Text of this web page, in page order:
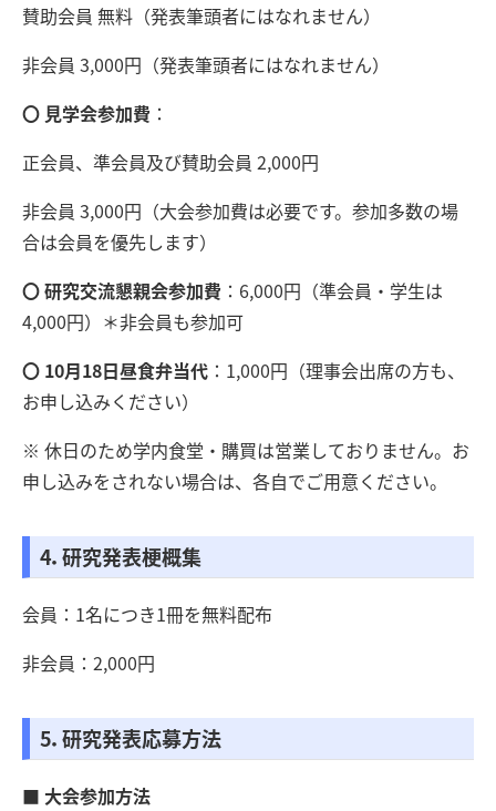
賛助会員 無料（発表筆頭者にはなれません）
非会員 3,000円（発表筆頭者にはなれません）
〇 見学会参加費 ：
正会員、準会員及び賛助会員 2,000円
非会員 3,000円（大会参加費は必要です。参加多数の場
合は会員を優先します）
〇 研究交流懇親会参加費 ：6,000円（準会員・学生は
4,000円）＊非会員も参加可
〇 10月18日昼食弁当代 ：1,000円（理事会出席の方も、
お申し込みください）
※ 休日のため学内食堂・購買は営業しておりません。お
申し込みをされない場合は、各自でご用意ください。
4．研究発表梗概集
会員：1名につき1冊を無料配布
非会員：2,000円
5．研究発表応募方法
■ 大会参加方法